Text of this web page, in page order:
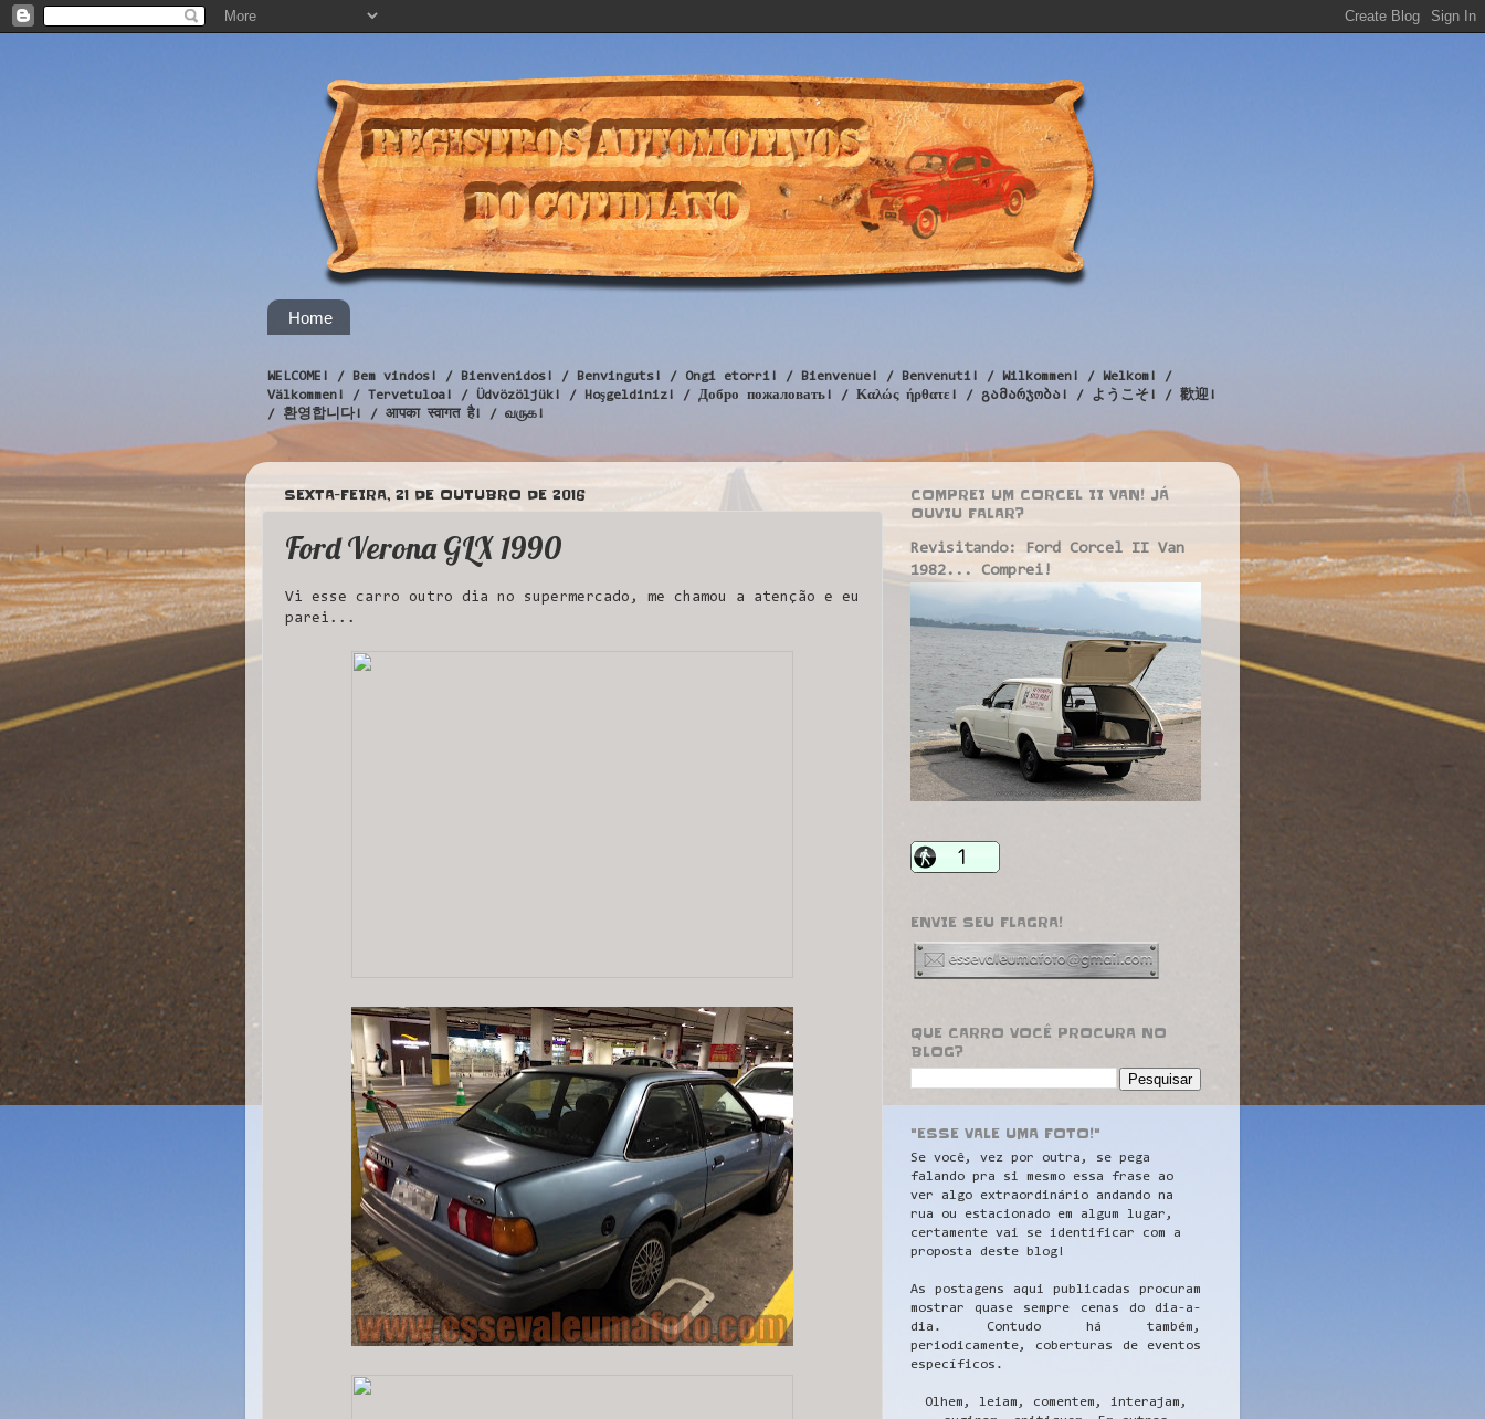
Home
WELCOME! / Bem vindos! / Bienvenidos! / Benvinguts! / Ongi etorri! / Bienvenue! / Benvenuti! / Wilkommen! / Welkom! /
Välkommen! / Tervetuloa! / Üdvözöljük! / Hoşgeldiniz! / Добро пожаловать! / Καλώς ήρθατε! / გამარჯობა! / ようこそ! / 歡迎!
/ 환영합니다! / आपका स्वागत है! / வருக!
SEXTA-FEIRA, 21 DE OUTUBRO DE 2016
Ford Verona GLX 1990
Vi esse carro outro dia no supermercado, me chamou a atenção e eu
parei...
COMPREI UM CORCEL II VAN! JÁ
OUVIU FALAR?
Revisitando: Ford Corcel II Van
1982... Comprei!
ENVIE SEU FLAGRA!
QUE CARRO VOCÊ PROCURA NO
BLOG?
"ESSE VALE UMA FOTO!"
Se você, vez por outra, se pega
falando pra si mesmo essa frase ao
ver algo extraordinário andando na
rua ou estacionado em algum lugar,
certamente vai se identificar com a
proposta deste blog!
As postagens aqui publicadas procuram
mostrar quase sempre cenas do dia-a-
dia. Contudo há também,
periodicamente, coberturas de eventos
específicos.
Olhem, leiam, comentem, interajam,